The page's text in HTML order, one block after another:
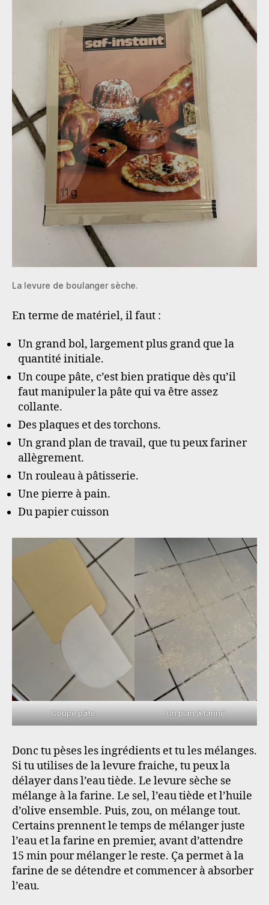
La levure de boulanger sèche.
En terme de matériel, il faut :
Un grand bol, largement plus grand que la
quantité initiale.
Un coupe pâte, c’est bien pratique dès qu’il
faut manipuler la pâte qui va être assez
collante.
Des plaques et des torchons.
Un grand plan de travail, que tu peux fariner
allègrement.
Un rouleau à pâtisserie.
Une pierre à pain.
Du papier cuisson
Coupe pâte Un plan à fariné
Donc tu pèses les ingrédients et tu les mélanges.
Si tu utilises de la levure fraiche, tu peux la
délayer dans l’eau tiède. Le levure sèche se
mélange à la farine. Le sel, l’eau tiède et l’huile
d’olive ensemble. Puis, zou, on mélange tout.
Certains prennent le temps de mélanger juste
l’eau et la farine en premier, avant d’attendre
15 min pour mélanger le reste. Ça permet à la
farine de se détendre et commencer à absorber
l’eau.